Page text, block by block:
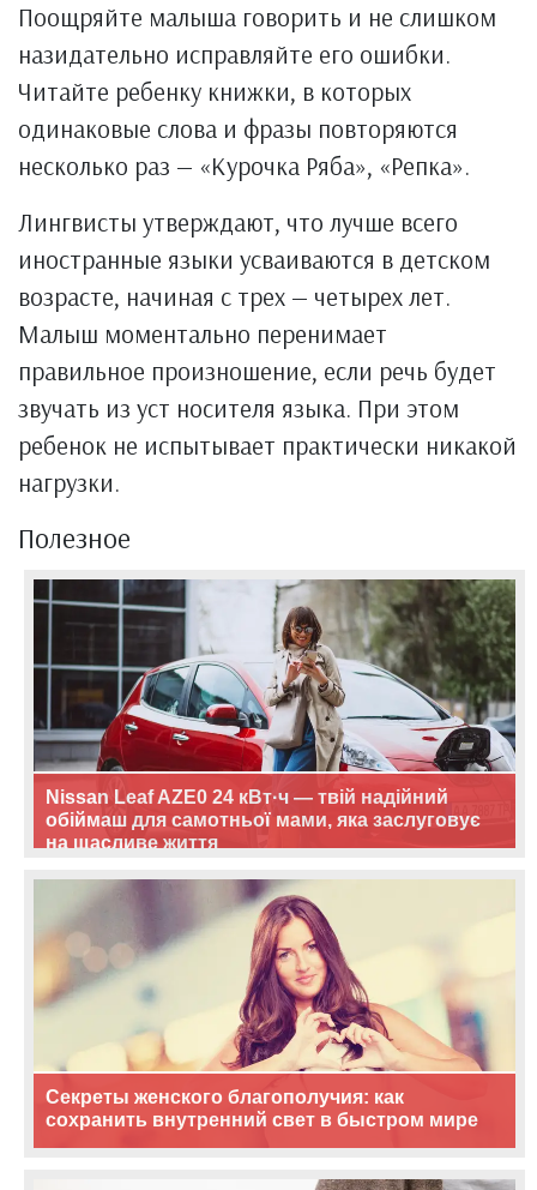
Поощряйте малыша говорить и не слишком
назидательно исправляйте его ошибки.
Читайте ребенку книжки, в которых
одинаковые слова и фразы повторяются
несколько раз — «Курочка Ряба», «Репка».
Лингвисты утверждают, что лучше всего
иностранные языки усваиваются в детском
возрасте, начиная с трех — четырех лет.
Малыш моментально перенимает
правильное произношение, если речь будет
звучать из уст носителя языка. При этом
ребенок не испытывает практически никакой
нагрузки.
Полезное
Nissan Leaf AZE0 24 кВт·ч — твій надійний
обіймаш для самотньої мами, яка заслуговує
на щасливе життя
Секреты женского благополучия: как
сохранить внутренний свет в быстром мире